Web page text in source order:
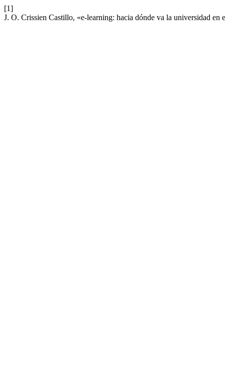
[1]
J. O. Crissien Castillo, «e-learning: hacia dónde va la universidad en